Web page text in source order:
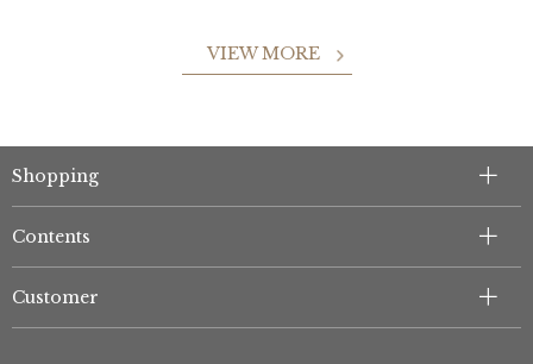
VIEW MORE
Shopping
Contents
Customer